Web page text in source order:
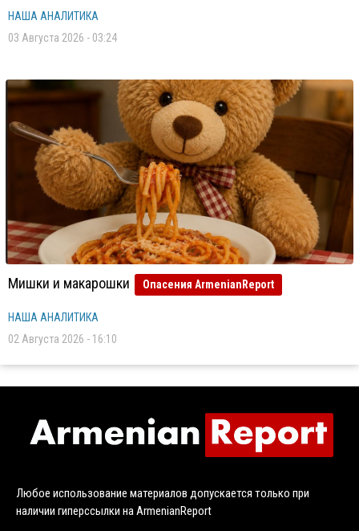
НАША АНАЛИТИКА
03 Августа 2026 - 03:24
Мишки и макарошки Опасения ArmenianReport
НАША АНАЛИТИКА
02 Августа 2026 - 16:10
Любое использование материалов допускается только при
наличии гиперссылки на ArmenianReport